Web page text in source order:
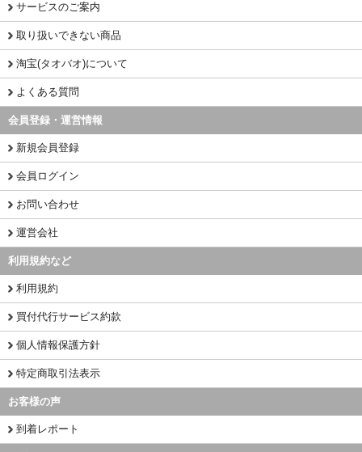
サービスのご案内
取り扱いできない商品
淘宝(タオバオ)について
よくある質問
会員登録・運営情報
新規会員登録
会員ログイン
お問い合わせ
運営会社
利用規約など
利用規約
買付代行サービス約款
個人情報保護方針
特定商取引法表示
お客様の声
到着レポート